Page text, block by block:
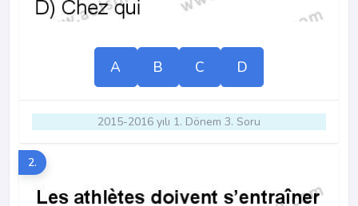
A B C D
2015-2016 yılı 1. Dönem 3. Soru
2.